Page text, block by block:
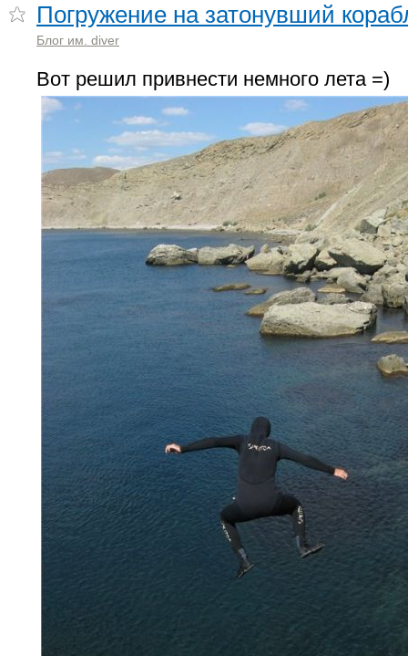
Погружение на затонувший
Блог им. diver
Вот решил привнести немного лета =)